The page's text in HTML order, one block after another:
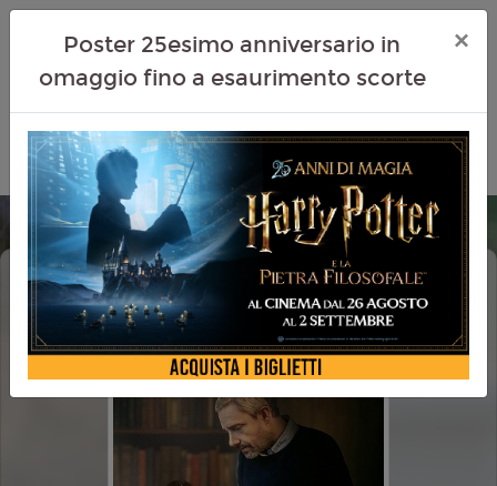
MILLER'S GIRL
Poster 25esimo anniversario in
omaggio fino a esaurimento scorte
×